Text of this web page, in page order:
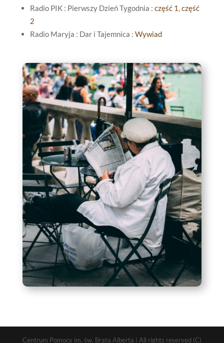
Radio PIK : Pierwszy Dzień Tygodnia : część 1 ,część
2
Radio Maryja : Dar i Tajemnica : Wywiad
Centrum Pomocy im. św. Brata Alberta | All rights reserved (C)